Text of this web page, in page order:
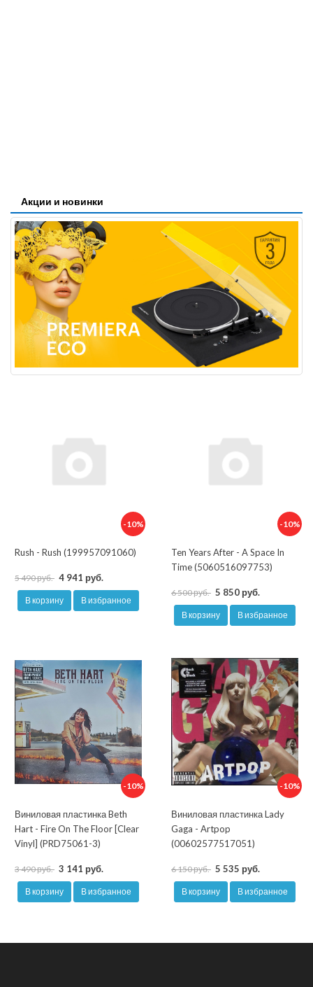
Акции и новинки
-10%
Rush - Rush (199957091060)
5 490 руб. 4 941 руб.
В корзину В избранное
-10%
Ten Years After - A Space In
Time (5060516097753)
6 500 руб. 5 850 руб.
В корзину В избранное
-10%
Виниловая пластинка Beth
Hart - Fire On The Floor [Clear
Vinyl] (PRD75061-3)
3 490 руб. 3 141 руб.
В корзину В избранное
-10%
Виниловая пластинка Lady
Gaga - Artpop
(00602577517051)
6 150 руб. 5 535 руб.
В корзину В избранное